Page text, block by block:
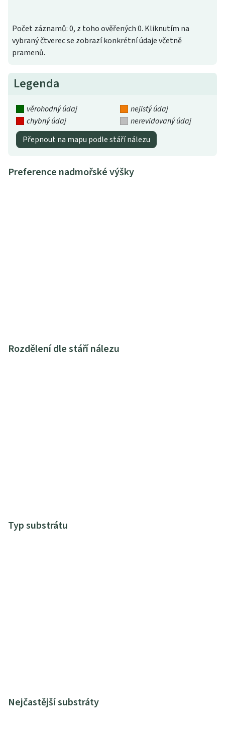
Počet záznamů: 0, z toho ověřených 0. Kliknutím na
vybraný čtverec se zobrazí konkrétní údaje včetně
pramenů.
Legenda
věrohodný údaj
nejistý údaj
chybný údaj
nerevidovaný údaj
Přepnout na mapu podle stáří nálezu
Preference nadmořské výšky
Rozdělení dle stáří nálezu
Typ substrátu
Nejčastější substráty